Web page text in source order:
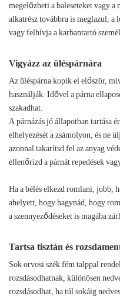
megelőzheti a baleseteket vagy a
alkatrész továbbra is meglazul, a
vagy felhívja a karbantartó
Vigyázz az üléspárnára
Az üléspárna kopik el először,
használják. Idővel a párna
szakadhat.
A párnázás jó állapotban tartása
elhelyezését a zsámolyon, és ne
azonnal takarítsd fel az anyag
ellenőrizd a párnát repedések
Ha a bélés elkezd romlani, jobb,
ahelyett, hogy hagynád, hogy
a szennyeződéseket is magába
Tartsa tisztán és
Sok orvosi szék fém talppal
rozsdásodhatnak, különösen
rozsdásodhat, ha túl sokáig